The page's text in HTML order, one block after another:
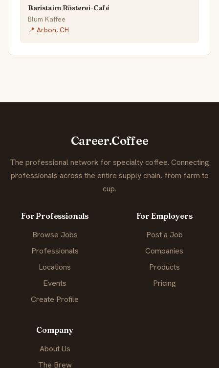
Barista im Rösterei-Café
Blum Kaffee
📍 Arbon, CH
Career.Coffee
The professional network for specialty coffee. Connecting
professionals across the entire supply chain, from farm to
cup.
For Professionals
Browse Jobs
Professionals
Locations
Events
Create Profile
For Employers
Post a Job
Companies
Products
Pricing
Company
About Us
The Brew